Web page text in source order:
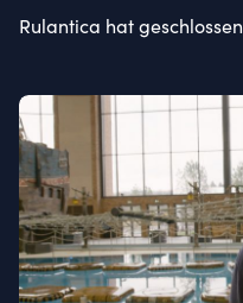
Rulantica hat geschlossen